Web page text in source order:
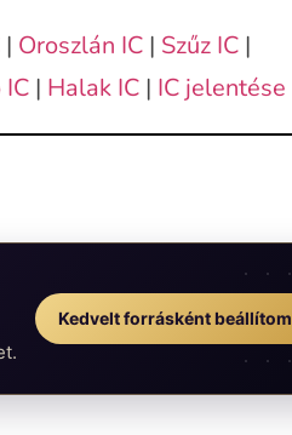
| Oroszlán IC | Szűz IC |
| Halak IC | IC jelentése
Kedvelt forrásként beállítom